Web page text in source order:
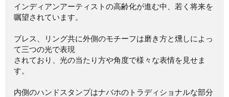
インディアンアーティストの高齢化が進む中、若く将来を
嘱望されています。
ブレス、リング共に外側のモチーフは磨き方と燻しによっ
て三つの光で表現
されており、光の当たり方や角度で様々な表情を見せま
す。
内側のハンドスタンプはナバホのトラディショナルな部分